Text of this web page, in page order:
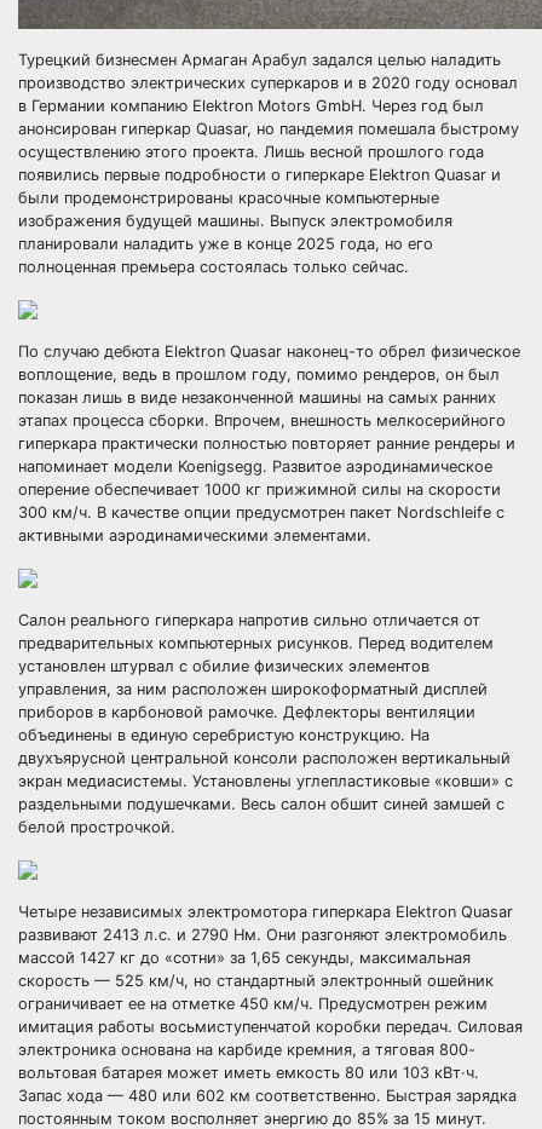
Турецкий бизнесмен Армаган Арабул задался целью наладить
производство электрических суперкаров и в 2020 году основал
в Германии компанию Elektron Motors GmbH. Через год был
анонсирован гиперкар Quasar, но пандемия помешала быстрому
осуществлению этого проекта. Лишь весной прошлого года
появились первые подробности о гиперкаре Elektron Quasar и
были продемонстрированы красочные компьютерные
изображения будущей машины. Выпуск электромобиля
планировали наладить уже в конце 2025 года, но его
полноценная премьера состоялась только сейчас.
По случаю дебюта Elektron Quasar наконец-то обрел физическое
воплощение, ведь в прошлом году, помимо рендеров, он был
показан лишь в виде незаконченной машины на самых ранних
этапах процесса сборки. Впрочем, внешность мелкосерийного
гиперкара практически полностью повторяет ранние рендеры и
напоминает модели Koenigsegg. Развитое аэродинамическое
оперение обеспечивает 1000 кг прижимной силы на скорости
300 км/ч. В качестве опции предусмотрен пакет Nordschleife с
активными аэродинамическими элементами.
Салон реального гиперкара напротив сильно отличается от
предварительных компьютерных рисунков. Перед водителем
установлен штурвал с обилие физических элементов
управления, за ним расположен широкоформатный дисплей
приборов в карбоновой рамочке. Дефлекторы вентиляции
объединены в единую серебристую конструкцию. На
двухъярусной центральной консоли расположен вертикальный
экран медиасистемы. Установлены углепластиковые «ковши» с
раздельными подушечками. Весь салон обшит синей замшей с
белой прострочкой.
Четыре независимых электромотора гиперкара Elektron Quasar
развивают 2413 л.с. и 2790 Нм. Они разгоняют электромобиль
массой 1427 кг до «сотни» за 1,65 секунды, максимальная
скорость — 525 км/ч, но стандартный электронный ошейник
ограничивает ее на отметке 450 км/ч. Предусмотрен режим
имитация работы восьмиступенчатой коробки передач. Силовая
электроника основана на карбиде кремния, а тяговая 800-
вольтовая батарея может иметь емкость 80 или 103 кВт·ч.
Запас хода — 480 или 602 км соответственно. Быстрая зарядка
постоянным током восполняет энергию до 85% за 15 минут.